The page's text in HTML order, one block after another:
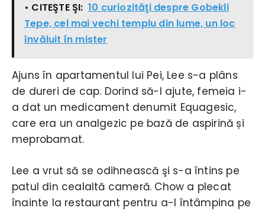
• CITEŞTE ŞI: 10 curiozităţi despre Gobekli
Tepe, cel mai vechi templu din lume, un loc
învăluit în mister
Ajuns în apartamentul lui Pei, Lee s-a plâns
de dureri de cap. Dorind să-l ajute, femeia i-
a dat un medicament denumit Equagesic,
care era un analgezic pe bază de aspirină și
meprobamat.
Lee a vrut să se odihnească şi s-a întins pe
patul din cealaltă cameră. Chow a plecat
înainte la restaurant pentru a-l întâmpina pe